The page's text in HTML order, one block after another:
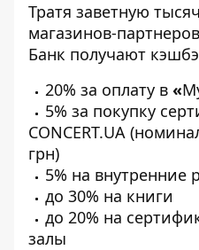
Тратя заветную
магазинов-
Банк получают
20% за оплату в «
5% за покупку
CONCERT.UA
грн)
5% на внутренние
до 30% на книги
до 20% на
залы